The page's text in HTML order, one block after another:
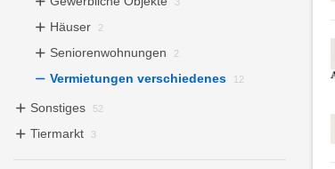
Häuser 2
Seniorenwohnungen 2
Vermietungen verschiedenes 12
Sonstiges 52
Tiermarkt 3